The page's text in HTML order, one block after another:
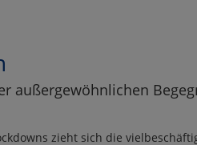
außergewöhnlichen
zieht sich die